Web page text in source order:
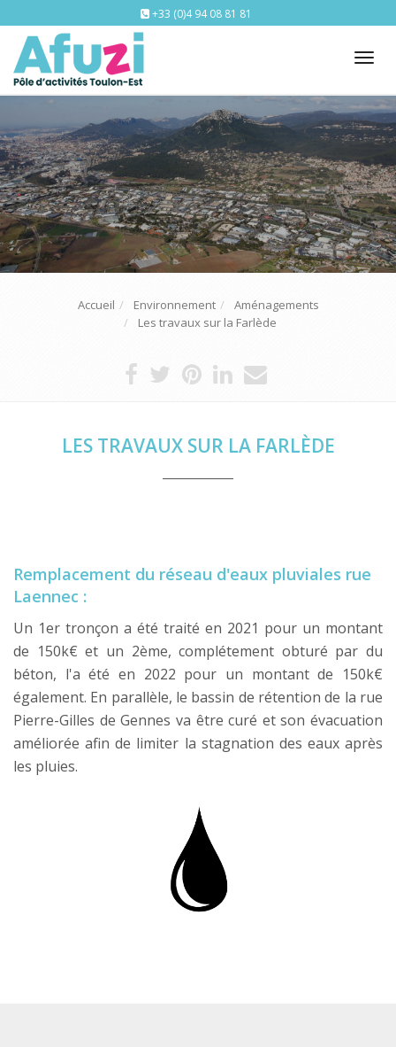
+33 (0)4 94 08 81 81
Accueil Environnement
Aménagements
Les travaux sur la Farlède
LES TRAVAUX SUR LA FARLÈDE
Remplacement du réseau d'eaux pluviales rue
Laennec :
Un 1er tronçon a été traité en 2021 pour un montant
de 150k€ et un 2ème, complétement obturé par du
béton, l'a été en 2022 pour un montant de 150k€
également. En parallèle, le bassin de rétention de la rue
Pierre-Gilles de Gennes va être curé et son évacuation
améliorée afin de limiter la stagnation des eaux après
les pluies.